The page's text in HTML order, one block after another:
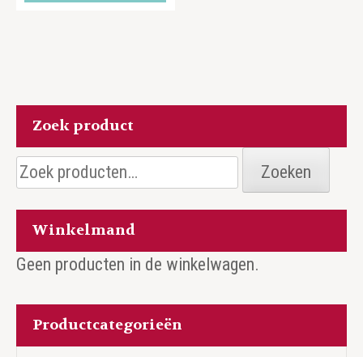
Zoek product
Zoeken
naar:
Zoeken
Winkelmand
Geen producten in de winkelwagen.
Productcategorieën